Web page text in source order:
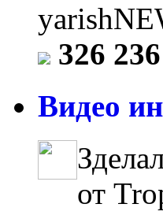
326
Видео
от